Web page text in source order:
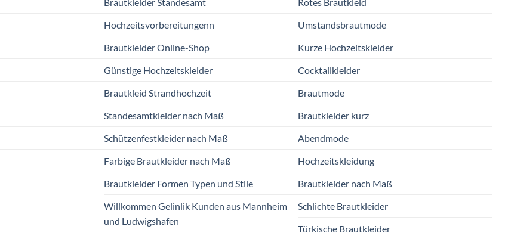
Hochzeitsvorbereitungenn
Brautkleider Online-Shop
Günstige Hochzeitskleider
Brautkleid Strandhochzeit
Standesamtkleider nach Maß
Schützenfestkleider nach Maß
Farbige Brautkleider nach Maß
Brautkleider Formen Typen und Stile
Willkommen Gelinlik Kunden aus Mannheim
und Ludwigshafen
Umstandsbrautmode
Kurze Hochzeitskleider
Cocktailkleider
Brautmode
Brautkleider kurz
Abendmode
Hochzeitskleidung
Brautkleider nach Maß
Schlichte Brautkleider
Türkische Brautkleider